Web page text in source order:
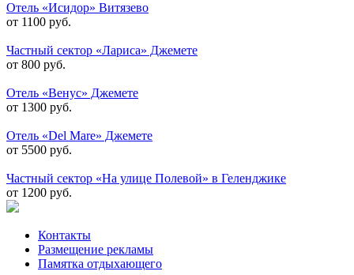
Отель «Исидор» Витязево
от 1100 руб.
Частный сектор «Лариса» Джемете
от 800 руб.
Отель «Венус» Джемете
от 1300 руб.
Отель «Del Mare» Джемете
от 5500 руб.
Частный сектор «На улице Полевой» в Геленджике
от 1200 руб.
Контакты
Размещение рекламы
Памятка отдыхающего